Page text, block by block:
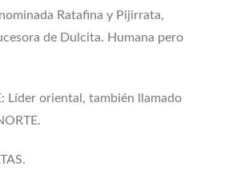
Ratafina y Pijirrata,
de Dulcita. Humana pero
Líder oriental, también llamado